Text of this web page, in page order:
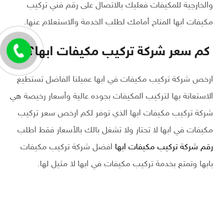
والخارجية للمكيفات فعليك بالاتصال على رقم فني تركيب
مكيفات ابها المتاح أمامك لطلب الخدمة والاستعلام عنها.
كم سعر شركة تركيب مكيفات ابها؟
ارخص شركة تركيب مكيفات في ابها عميلنا الفاضل تستطيع
الاستعانة بها لتركيب المكيفات بجوده عالية وأسعار رخيصة هي
شركة تركيب مكيفات ابها الذي توفر لكم ارخص سعر تركيب
مكيفات في ابها لا تحتار ولا تشغل بالك بالأسعار فقط اطلب
رقم شركة تركيب مكيفات ابها افضل شركة تركيب مكيفات
بابها وتمتع بخدمة تركيب مكيفات في ابها لا مثيل لها.